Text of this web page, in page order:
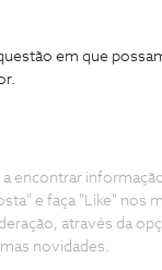
em que
encontrar
e faça "Like" nos
através da
novidades.